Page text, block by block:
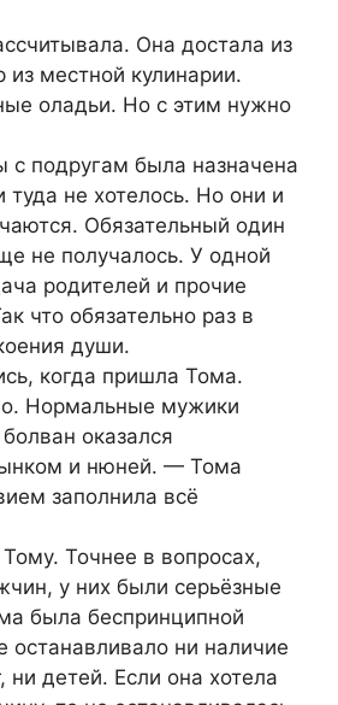
Она достала из
из местной кулинарии.
оладьи. Но с этим нужно
с подругам была назначена
туда не хотелось. Но они и
Обязательный один
не получалось. У одной
родителей и прочие
что обязательно раз в
души.
когда пришла Тома.
Нормальные мужики
оказался
и нюней. — Тома
заполнила всё
Точнее в вопросах,
у них были серьёзные
была беспринципной
ни наличие
ни детей. Если она хотела